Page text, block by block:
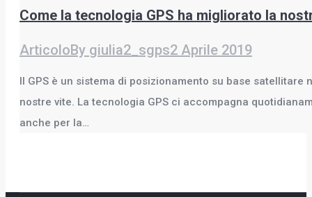
Come la tecnologia GPS ha migliorato la
ArticoloBy giulia2_sgps2 Aprile 2019
Il GPS è un sistema di posizionamento su base
nostre vite. La tecnologia GPS ci accompagna
anche per la…